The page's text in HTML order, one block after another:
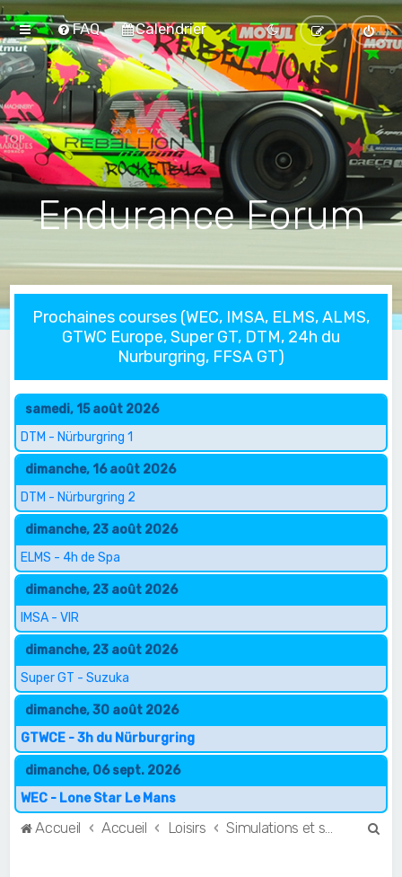
FAQ Calendrier
Endurance Forum
Prochaines courses (WEC, IMSA, ELMS, ALMS,
GTWC Europe, Super GT, DTM, 24h du
Nurburgring, FFSA GT)
samedi, 15 août 2026
DTM - Nürburgring 1
dimanche, 16 août 2026
DTM - Nürburgring 2
dimanche, 23 août 2026
ELMS - 4h de Spa
dimanche, 23 août 2026
IMSA - VIR
dimanche, 23 août 2026
Super GT - Suzuka
dimanche, 30 août 2026
GTWCE - 3h du Nürburgring
dimanche, 06 sept. 2026
WEC - Lone Star Le Mans
Accueil Accueil Loisirs